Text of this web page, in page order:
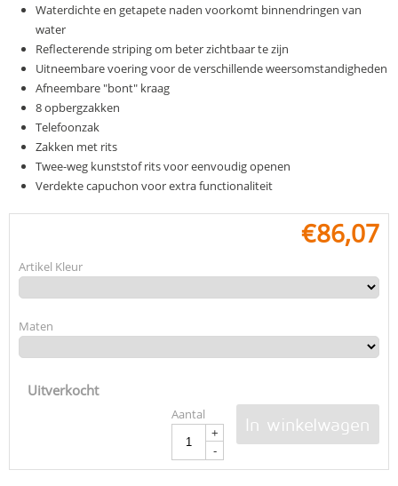
Waterdichte en getapete naden voorkomt binnendringen van
water
Reflecterende striping om beter zichtbaar te zijn
Uitneembare voering voor de verschillende weersomstandigheden
Afneembare "bont" kraag
8 opbergzakken
Telefoonzak
Zakken met rits
Twee-weg kunststof rits voor eenvoudig openen
Verdekte capuchon voor extra functionaliteit
€86,07
Artikel Kleur
Maten
Uitverkocht
Aantal
+
-
In winkelwagen